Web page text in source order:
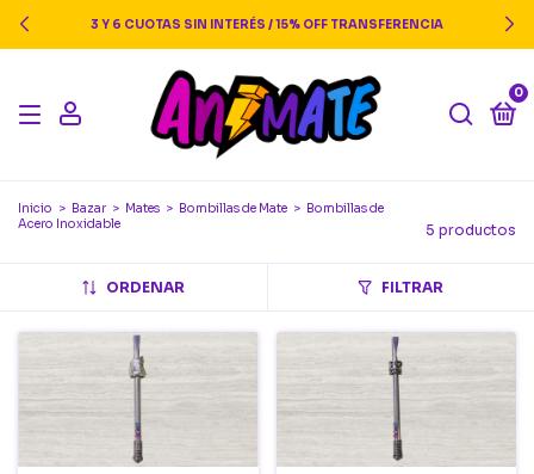
3 Y 6 CUOTAS SIN INTERÉS / 15% OFF TRANSFERENCIA
0
Inicio > Bazar > Mates > Bombillas de Mate > Bombillas de
Acero Inoxidable
5 productos
ORDENAR FILTRAR